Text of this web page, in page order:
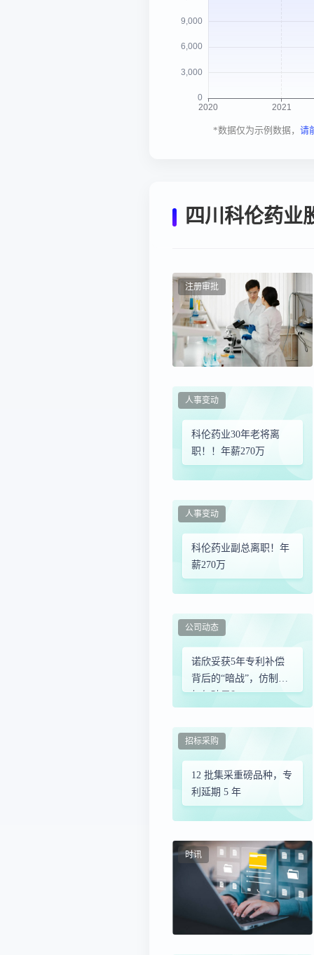
*数据仅为示例数据， 请
四川科伦药业
注册审批
科伦药业30年老将离
职！！年薪270万
人事变动
科伦药业副总离职！年
薪270万
人事变动
诺欣妥获5年专利补偿
背后的“暗战”，仿制药
如何破局？
公司动态
12 批集采重磅品种，专
利延期 5 年
招标采购
时讯